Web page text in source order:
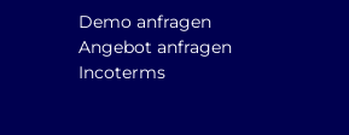
Demo anfragen
Angebot anfragen
Incoterms